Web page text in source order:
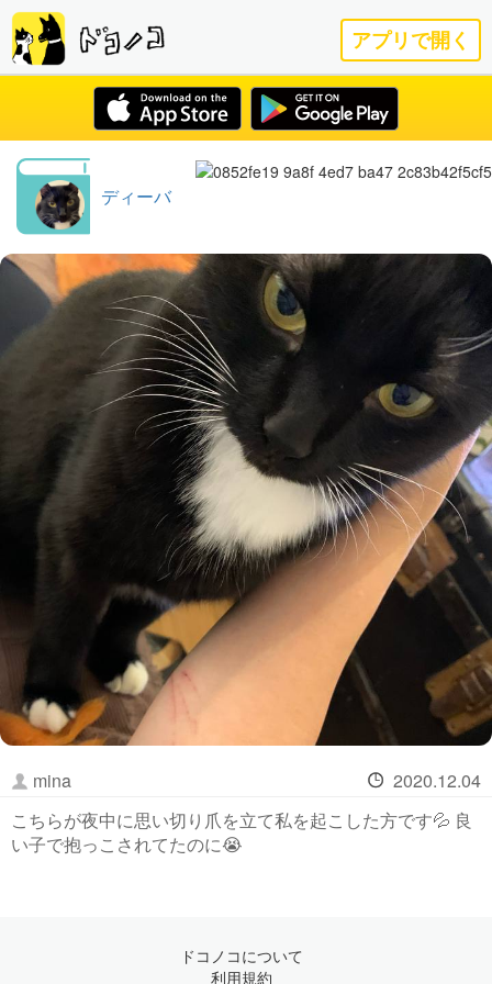
アプリで開く
ディーバ
mina
2020.12.04
こちらが夜中に思い切り爪を立て私を起こした方です💦 良
い子で抱っこされてたのに😭
ドコノコについて
利用規約